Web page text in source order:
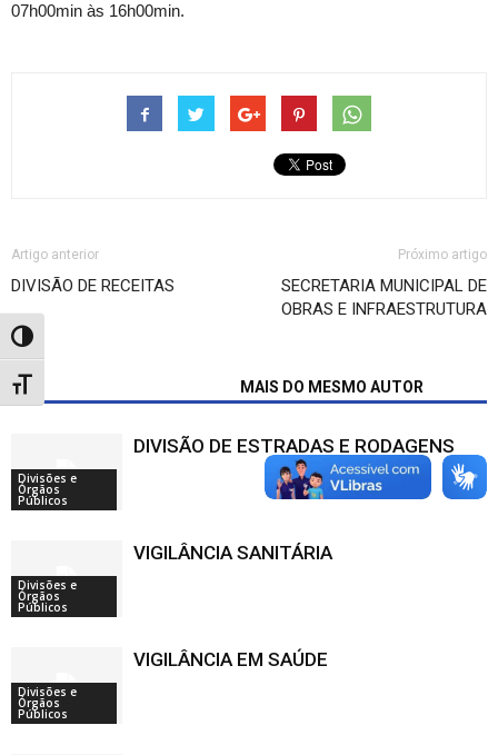
Alternar alto contraste
Alternar tamanho da fonte
07h00min às 16h00min.
Artigo anterior
DIVISÃO DE RECEITAS
Próximo artigo
SECRETARIA MUNICIPAL DE
OBRAS E INFRAESTRUTURA
MAIS DO MESMO AUTOR
Divisões e
Órgãos
Públicos
DIVISÃO DE ESTRADAS E RODAGENS
Divisões e
Órgãos
Públicos
VIGILÂNCIA SANITÁRIA
Divisões e
Órgãos
Públicos
VIGILÂNCIA EM SAÚDE